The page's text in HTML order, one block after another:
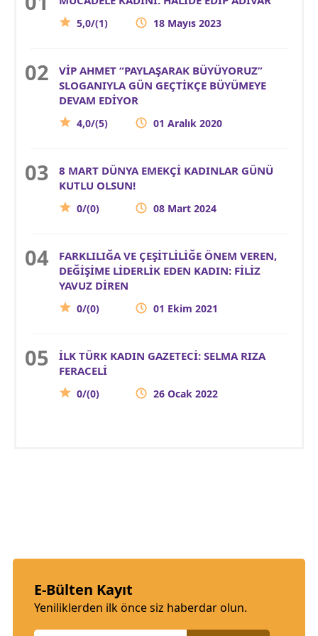
5,0/(1) 18 Mayıs 2023
VİP AHMET “PAYLAŞARAK BÜYÜYORUZ”
SLOGANIYLA GÜN GEÇTİKÇE BÜYÜMEYE
DEVAM EDİYOR
4,0/(5) 01 Aralık 2020
8 MART DÜNYA EMEKÇİ KADINLAR GÜNÜ
KUTLU OLSUN!
0/(0) 08 Mart 2024
FARKLILIĞA VE ÇEŞİTLİLİĞE ÖNEM VEREN,
DEĞİŞİME LİDERLİK EDEN KADIN: FİLİZ
YAVUZ DİREN
0/(0) 01 Ekim 2021
İLK TÜRK KADIN GAZETECİ: SELMA RIZA
FERACELİ
0/(0) 26 Ocak 2022
E-Bülten Kayıt
Yeniliklerden ilk önce siz haberdar olun.